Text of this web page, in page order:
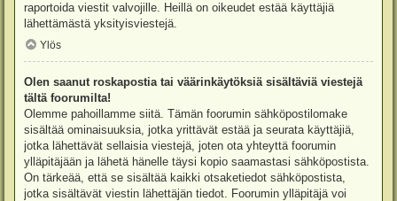
raportoida viestit valvojille. Heillä on oikeudet estää käyttäjiä
lähettämästä yksityisviestejä.
Ylös
Olen saanut roskapostia tai väärinkäytöksiä sisältäviä viestejä
tältä foorumilta!
Olemme pahoillamme siitä. Tämän foorumin sähköpostilomake
sisältää ominaisuuksia, jotka yrittävät estää ja seurata käyttäjiä,
jotka lähettävät sellaisia viestejä, joten ota yhteyttä foorumin
ylläpitäjään ja lähetä hänelle täysi kopio saamastasi sähköpostista.
On tärkeää, että se sisältää kaikki otsaketiedot sähköpostista,
jotka sisältävät viestin lähettäjän tiedot. Foorumin ylläpitäjä voi